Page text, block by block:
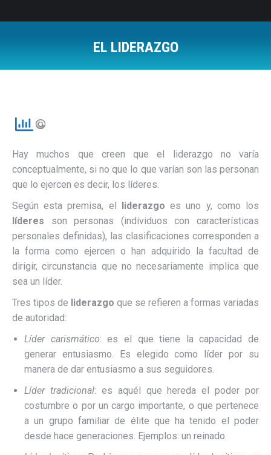
EL LIDERAZGO
Hay muchos que creen que el liderazgo no varía
conceptualmente, si no que lo que varían son las personan
que lo ejercen es decir, los líderes.
Según esta premisa, el liderazgo es uno y, como los
líderes son personas (individuos con características
personales definidas), las clasificaciones corresponden a
la forma como ejercen o han adquirido la facultad de
dirigir, circunstancia que no necesariamente implica que
sea un líder.
Tres tipos de liderazgo que se refieren a formas variadas
de autoridad:
Líder carismático: es el que tiene la capacidad de
generar entusiasmo. Es elegido como líder por su
manera de dar entusiasmo a sus seguidores.
Líder tradicional: es aquél que hereda el poder por
costumbre o por un cargo importante, o que pertenece
a un grupo familiar de élite que ha tenido el poder
desde hace generaciones. Ejemplos: un reinado.